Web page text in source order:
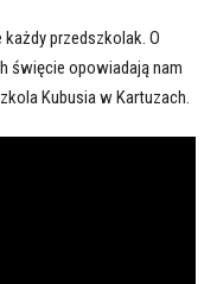
przedszkolak. O
święcie opowiadają nam
Kubusia w Kartuzach.